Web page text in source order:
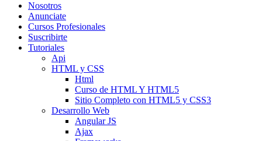
Nosotros
Anunciate
Cursos Profesionales
Suscribirte
Tutoriales
Api
HTML y CSS
Html
Curso de HTML Y HTML5
Sitio Completo con HTML5 y CSS3
Desarrollo Web
Angular JS
Ajax